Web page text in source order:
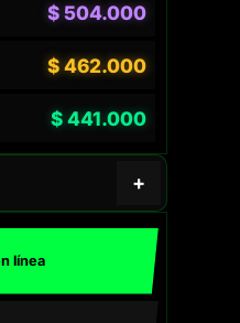
$504.000
$462.000
$441.000
+
línea